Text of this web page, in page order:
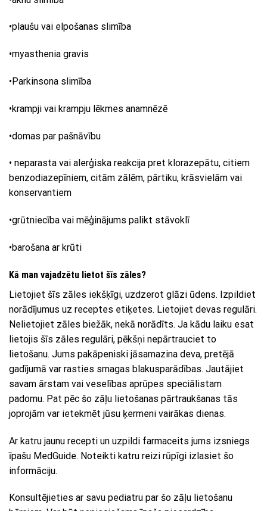
•plaušu vai elpošanas slimība
•myasthenia gravis
•Parkinsona slimība
•krampji vai krampju lēkmes anamnēzē
•domas par pašnāvību
• neparasta vai alerģiska reakcija pret klorazepātu, citiem
benzodiazepīniem, citām zālēm, pārtiku, krāsvielām vai
konservantiem
•grūtniecība vai mēģinājums palikt stāvoklī
•barošana ar krūti
Kā man vajadzētu lietot šīs zāles?
Lietojiet šīs zāles iekšķīgi, uzdzerot glāzi ūdens. Izpildiet
norādījumus uz receptes etiķetes. Lietojiet devas regulāri.
Nelietojiet zāles biežāk, nekā norādīts. Ja kādu laiku esat
lietojis šīs zāles regulāri, pēkšņi nepārtrauciet to
lietošanu. Jums pakāpeniski jāsamazina deva, pretējā
gadījumā var rasties smagas blakusparādības. Jautājiet
savam ārstam vai veselības aprūpes speciālistam
padomu. Pat pēc šo zāļu lietošanas pārtraukšanas tās
joprojām var ietekmēt jūsu ķermeni vairākas dienas.
Ar katru jaunu recepti un uzpildi farmaceits jums izsniegs
īpašu MedGuide. Noteikti katru reizi rūpīgi izlasiet šo
informāciju.
Konsultējieties ar savu pediatru par šo zāļu lietošanu